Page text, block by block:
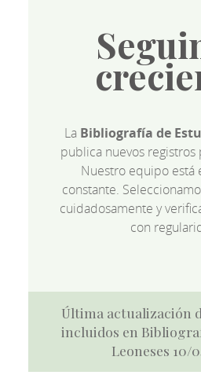
La Bibliografía de
publica nuevos
Nuestro equipo está
constante.
cuidadosamente y
con
Última actualización
incluidos en
Leoneses 10/